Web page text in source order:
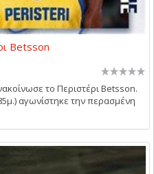
Betsson
το Περιστέρι Betsson.
αγωνίστηκε την περασμένη